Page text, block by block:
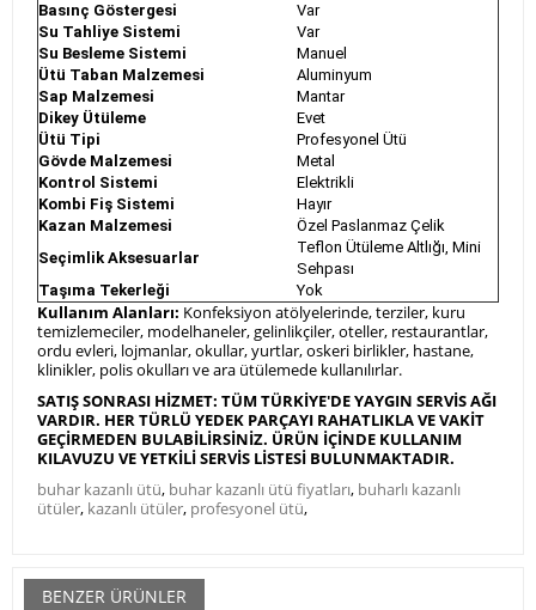
Basınç Göstergesi
Var
Su Tahliye Sistemi
Var
Su Besleme Sistemi
Manuel
Ütü Taban Malzemesi
Aluminyum
Sap Malzemesi
Mantar
Dikey Ütüleme
Evet
Ütü Tipi
Profesyonel Ütü
Gövde Malzemesi
Metal
Kontrol Sistemi
Elektrikli
Kombi Fiş Sistemi
Hayır
Kazan Malzemesi
Özel Paslanmaz Çelik
Seçimlik Aksesuarlar
Teflon Ütüleme Altlığı, Mini
Sehpası
Taşıma Tekerleği
Yok
Kullanım Alanları: Konfeksiyon atölyelerinde, terziler, kuru
temizlemeciler, modelhaneler, gelinlikçiler, oteller, restaurantlar,
ordu evleri, lojmanlar, okullar, yurtlar, oskeri birlikler, hastane,
klinikler, polis okulları ve ara ütülemede kullanılırlar.
SATIŞ SONRASI HİZMET: TÜM TÜRKİYE'DE YAYGIN SERVİS AĞI
VARDIR. HER TÜRLÜ YEDEK PARÇAYI RAHATLIKLA VE VAKİT
GEÇİRMEDEN BULABİLİRSİNİZ. ÜRÜN İÇİNDE KULLANIM
KILAVUZU VE YETKİLİ SERVİS LİSTESİ BULUNMAKTADIR.
buhar kazanlı ütü, buhar kazanlı ütü fiyatları, buharlı kazanlı
ütüler, kazanlı ütüler, profesyonel ütü,
BENZER ÜRÜNLER